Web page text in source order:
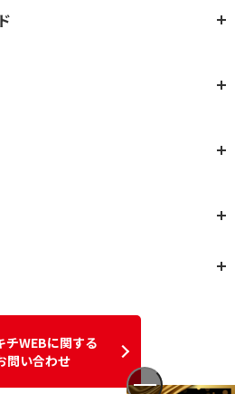
チWEBに関する
問い合わせ